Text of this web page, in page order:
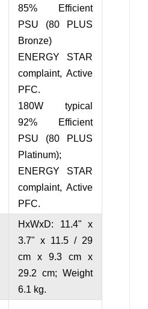
85% Efficient
PSU (80 PLUS
Bronze)
ENERGY STAR
complaint, Active
PFC.
180W typical
92% Efficient
PSU (80 PLUS
Platinum);
ENERGY STAR
complaint, Active
PFC.
HxWxD: 11.4" x
3.7" x 11.5 / 29
cm x 9.3 cm x
29.2 cm; Weight
6.1 kg.